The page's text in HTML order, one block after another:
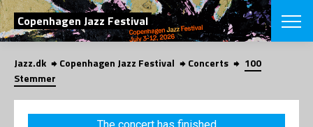
SEARCH
Copenhagen Jazz Festival
Danish
CHOOSE
Jazz.dk Copenhagen Jazz Festival Concerts
100
Stemmer